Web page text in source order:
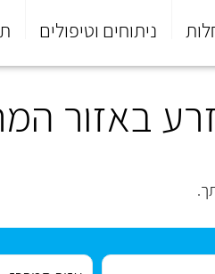
ניתוחים וטיפולים
באזור